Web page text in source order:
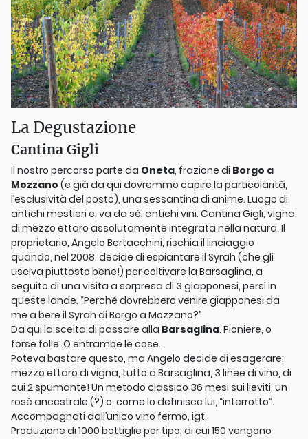
La Degustazione
Cantina Gigli
Il nostro percorso parte da Oneta, frazione di Borgo a
Mozzano (e già da qui dovremmo capire la particolarità,
l’esclusività del posto), una sessantina di anime. Luogo di
antichi mestieri e, va da sé, antichi vini. Cantina Gigli, vigna
di mezzo ettaro assolutamente integrata nella natura. Il
proprietario, Angelo Bertacchini, rischia il linciaggio
quando, nel 2008, decide di espiantare il Syrah (che gli
usciva piuttosto bene!) per coltivare la Barsaglina, a
seguito di una visita a sorpresa di 3 giapponesi, persi in
queste lande. “Perché dovrebbero venire giapponesi da
me a bere il Syrah di Borgo a Mozzano?”
Da qui la scelta di passare alla Barsaglina. Pioniere, o
forse folle. O entrambe le cose.
Poteva bastare questo, ma Angelo decide di esagerare:
mezzo ettaro di vigna, tutto a Barsaglina, 3 linee di vino, di
cui 2 spumante! Un metodo classico 36 mesi sui lieviti, un
rosè ancestrale (?) o, come lo definisce lui, “interrotto”.
Accompagnati dall’unico vino fermo, igt.
Produzione di 1000 bottiglie per tipo, di cui 150 vengono